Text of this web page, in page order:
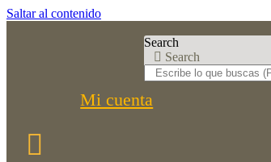
Saltar al contenido
Search
Search
Mi cuenta